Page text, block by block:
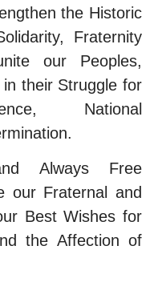
the Historic
Fraternity
our Peoples,
their Struggle for
National
Always Free
our Fraternal and
Best Wishes for
the Affection of